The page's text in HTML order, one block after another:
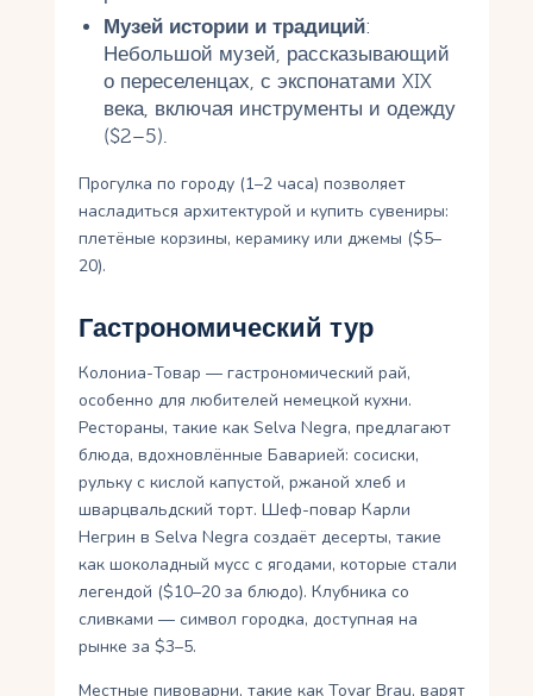
Музей истории и традиций:
Небольшой музей, рассказывающий
о переселенцах, с экспонатами XIX
века, включая инструменты и одежду
($2–5).
Прогулка по городу (1–2 часа) позволяет
насладиться архитектурой и купить сувениры:
плетёные корзины, керамику или джемы ($5–
20).
Гастрономический тур
Колониа-Товар — гастрономический рай,
особенно для любителей немецкой кухни.
Рестораны, такие как Selva Negra, предлагают
блюда, вдохновлённые Баварией: сосиски,
рульку с кислой капустой, ржаной хлеб и
шварцвальдский торт. Шеф-повар Карли
Негрин в Selva Negra создаёт десерты, такие
как шоколадный мусс с ягодами, которые стали
легендой ($10–20 за блюдо). Клубника со
сливками — символ городка, доступная на
рынке за $3–5.
Местные пивоварни, такие как Tovar Brau, варят